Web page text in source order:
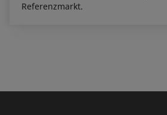
Referenzmarkt.